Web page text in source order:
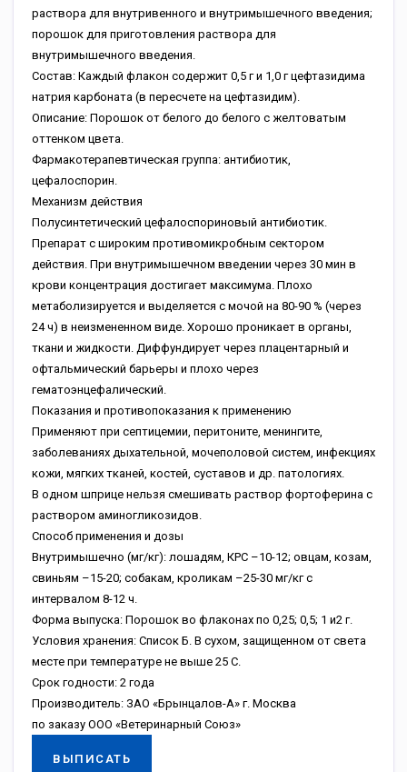
раствора для внутривенного и внутримышечного введения;
порошок для приготовления раствора для
внутримышечного введения.
Состав: Каждый флакон содержит 0,5 г и 1,0 г цефтазидима
натрия карбоната (в пересчете на цефтазидим).
Описание: Порошок от белого до белого с желтоватым
оттенком цвета.
Фармакотерапевтическая группа: антибиотик,
цефалоспорин.
Механизм действия
Полусинтетический цефалоспориновый антибиотик.
Препарат с широким противомикробным сектором
действия. При внутримышечном введении через 30 мин в
крови концентрация достигает максимума. Плохо
метаболизируется и выделяется с мочой на 80-90 % (через
24 ч) в неизмененном виде. Хорошо проникает в органы,
ткани и жидкости. Диффундирует через плацентарный и
офтальмический барьеры и плохо через
гематоэнцефалический.
Показания и противопоказания к применению
Применяют при септицемии, перитоните, менингите,
заболеваниях дыхательной, мочеполовой систем, инфекциях
кожи, мягких тканей, костей, суставов и др. патологиях.
В одном шприце нельзя смешивать раствор фортоферина с
раствором аминогликозидов.
Способ применения и дозы
Внутримышечно (мг/кг): лошадям, КРС –10-12; овцам, козам,
свиньям –15-20; собакам, кроликам –25-30 мг/кг с
интервалом 8-12 ч.
Форма выпуска: Порошок во флаконах по 0,25; 0,5; 1 и2 г.
Условия хранения: Список Б. В сухом, защищенном от света
месте при температуре не выше 25 С.
Срок годности: 2 года
Производитель: ЗАО «Брынцалов-А» г. Москва
по заказу ООО «Ветеринарный Союз»
ВЫПИСАТЬ